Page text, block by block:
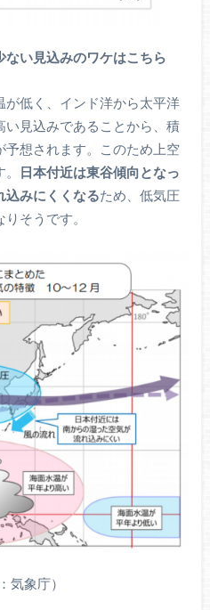
い見込みのワケはこちら
低く、インド洋から太平洋
見込みであることから、積
想されます。このため上空
日本付近は東谷傾向となっ
込みにくくなるため、低気圧
そうです。
気象庁）